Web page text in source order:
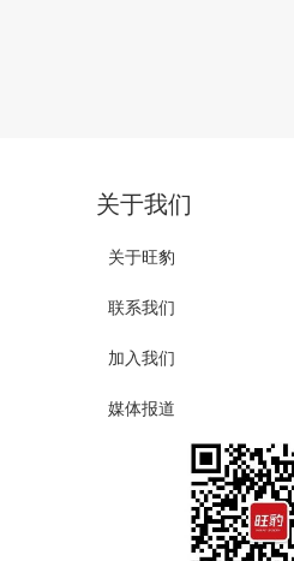
关于我们
关于旺豹
联系我们
加入我们
媒体报道